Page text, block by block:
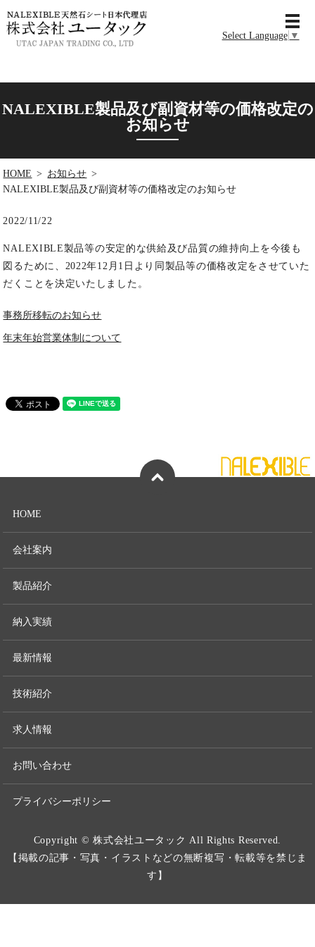
Select Language ▼
MENU
NALEXIBLE製品及び副資材等の価格改定の
お知らせ
HOME
お知らせ
NALEXIBLE製品及び副資材等の価格改定のお知らせ
2022/11/22
NALEXIBLE製品等の安定的な供給及び品質の維持向上を今後も
図るために、2022年12月1日より同製品等の価格改定をさせていた
だくことを決定いたしました。
事務所移転のお知らせ
年末年始営業体制について
HOME
会社案内
製品紹介
納入実績
最新情報
技術紹介
求人情報
お問い合わせ
プライバシーポリシー
Copyright © 株式会社ユータック All Rights Reserved.
【掲載の記事・写真・イラストなどの無断複写・転載等を禁じま
す】